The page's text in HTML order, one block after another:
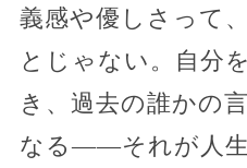
義感や優しさって
とじゃない。自分
き、過去の誰かの
なる——それが人